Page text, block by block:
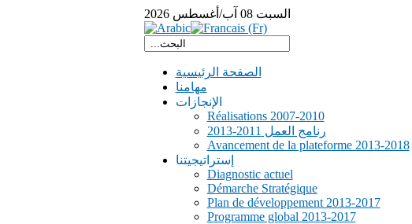
السبت 08 آب/أغسطس 2026
الصفحة الرئيسية
مهامنا
الإنجازات
Réalisations 2007-2010
رنامج العمل 2011-2013
Avancement de la plateforme 2013-2018
إستراتيجيتنا
Diagnostic actuel
Démarche Stratégique
Plan de développement 2013-2017
Programme global 2013-2017